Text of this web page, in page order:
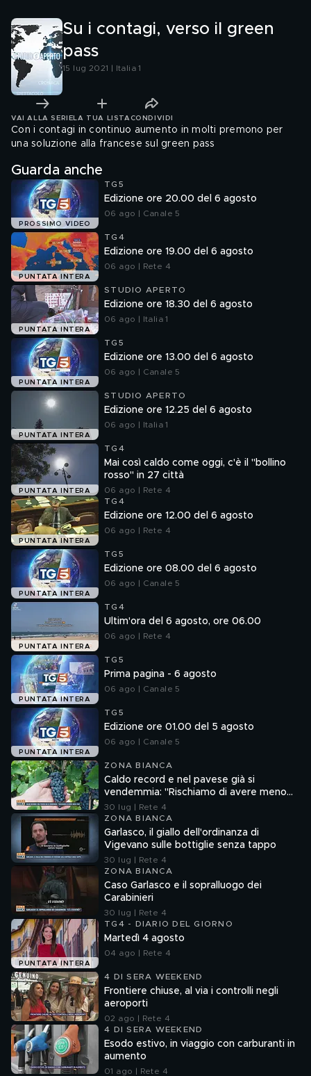
Su i contagi, verso il green
pass
15 lug 2021 | Italia 1
VAI ALLA SERIE LA TUA LISTA CONDIVIDI
Con i contagi in continuo aumento in molti premono per
una soluzione alla francese sul green pass
Guarda anche
PROSSIMO VIDEO
TG5
Edizione ore 20.00 del 6 agosto
06 ago | Canale 5
PUNTATA INTERA
TG4
Edizione ore 19.00 del 6 agosto
06 ago | Rete 4
PUNTATA INTERA
STUDIO APERTO
Edizione ore 18.30 del 6 agosto
06 ago | Italia 1
PUNTATA INTERA
TG5
Edizione ore 13.00 del 6 agosto
06 ago | Canale 5
PUNTATA INTERA
STUDIO APERTO
Edizione ore 12.25 del 6 agosto
06 ago | Italia 1
PUNTATA INTERA
TG4
Mai così caldo come oggi, c'è il "bollino
rosso" in 27 città
06 ago | Rete 4
PUNTATA INTERA
TG4
Edizione ore 12.00 del 6 agosto
06 ago | Rete 4
PUNTATA INTERA
TG5
Edizione ore 08.00 del 6 agosto
06 ago | Canale 5
PUNTATA INTERA
TG4
Ultim'ora del 6 agosto, ore 06.00
06 ago | Rete 4
PUNTATA INTERA
TG5
Prima pagina - 6 agosto
06 ago | Canale 5
PUNTATA INTERA
TG5
Edizione ore 01.00 del 5 agosto
06 ago | Canale 5
ZONA BIANCA
Caldo record e nel pavese già si
vendemmia: "Rischiamo di avere meno
vino"
30 lug | Rete 4
ZONA BIANCA
Garlasco, il giallo dell'ordinanza di
Vigevano sulle bottiglie senza tappo
30 lug | Rete 4
ZONA BIANCA
Caso Garlasco e il sopralluogo dei
Carabinieri
30 lug | Rete 4
PUNTATA INTERA
TG4 - DIARIO DEL GIORNO
Martedì 4 agosto
04 ago | Rete 4
4 DI SERA WEEKEND
Frontiere chiuse, al via i controlli negli
aeroporti
02 ago | Rete 4
4 DI SERA WEEKEND
Esodo estivo, in viaggio con carburanti in
aumento
01 ago | Rete 4